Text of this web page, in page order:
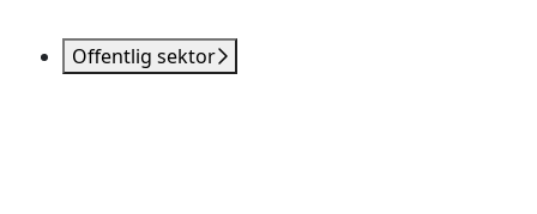
Offentlig sektor